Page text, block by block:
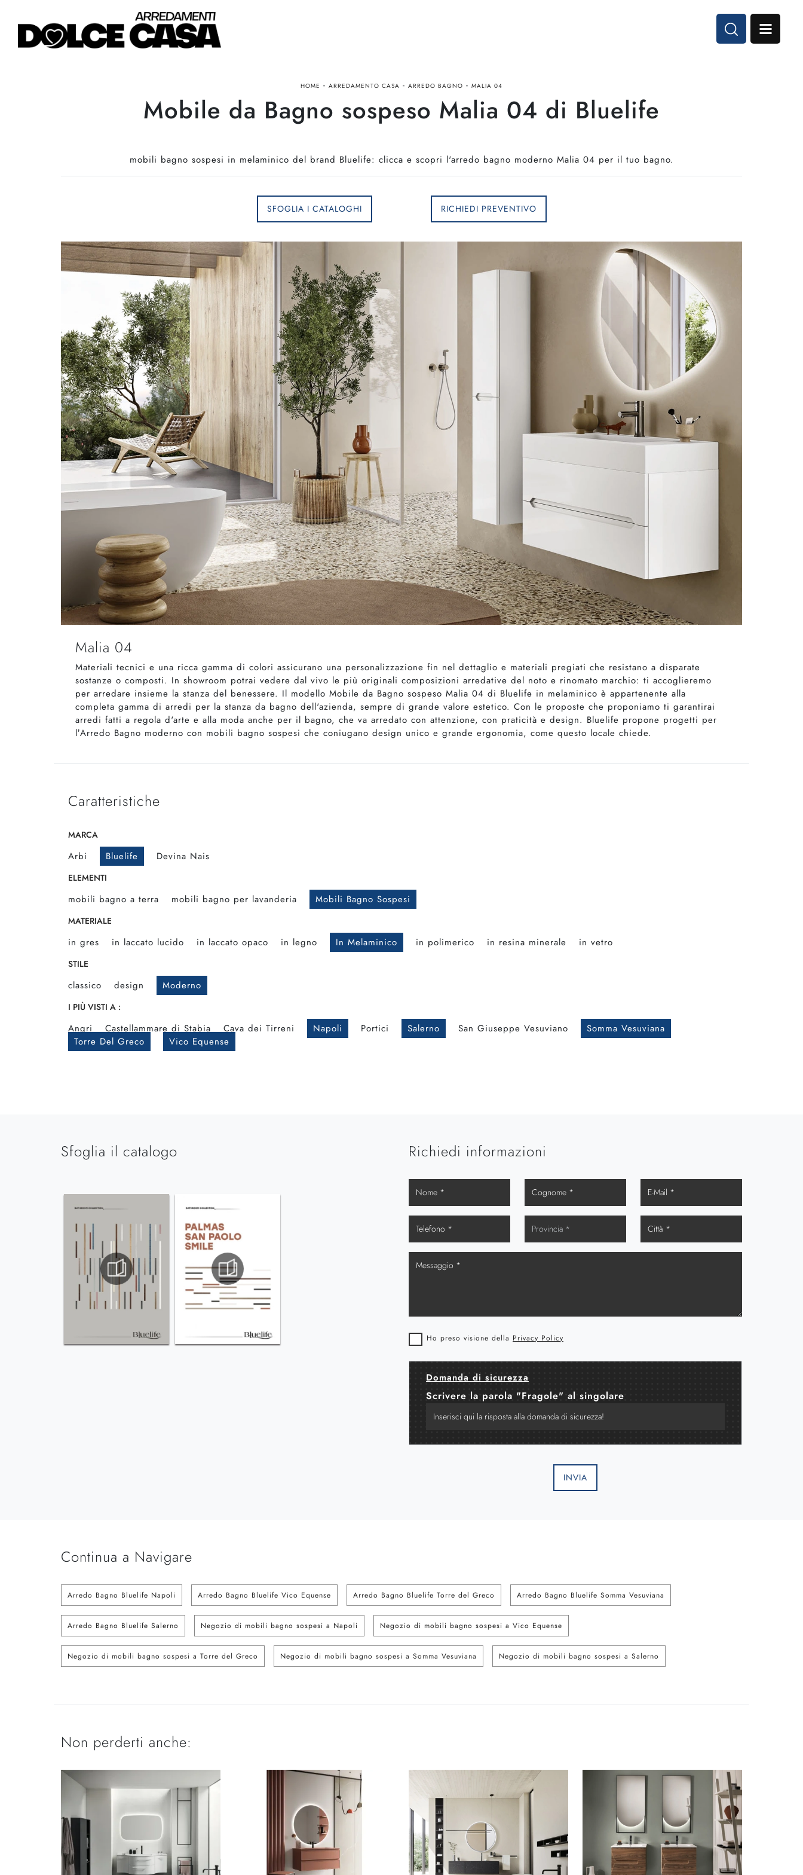
HOME - ARREDAMENTO CASA - ARREDO BAGNO - MALIA 04
Mobile da Bagno sospeso Malia 04 di Bluelife
mobili bagno sospesi in melaminico del brand Bluelife: clicca e scopri l'arredo bagno moderno Malia 04 per il tuo bagno.
SFOGLIA I CATALOGHI RICHIEDI PREVENTIVO
Malia 04
Materiali tecnici e una ricca gamma di colori assicurano una personalizzazione fin nel dettaglio e materiali pregiati che resistano a disparate
sostanze o composti. In showroom potrai vedere dal vivo le più originali composizioni arredative del noto e rinomato marchio: ti accoglieremo
per arredare insieme la stanza del benessere. Il modello Mobile da Bagno sospeso Malia 04 di Bluelife in melaminico è appartenente alla
completa gamma di arredi per la stanza da bagno dell'azienda, sempre di grande valore estetico. Con le proposte che proponiamo ti garantirai
arredi fatti a regola d'arte e alla moda anche per il bagno, che va arredato con attenzione, con praticità e design. Bluelife propone progetti per
l’Arredo Bagno moderno con mobili bagno sospesi che coniugano design unico e grande ergonomia, come questo locale chiede.
Caratteristiche
MARCA
Arbi Bluelife Devina Nais
ELEMENTI
mobili bagno a terra mobili bagno per lavanderia Mobili Bagno Sospesi
MATERIALE
in gres in laccato lucido in laccato opaco in legno In Melaminico in polimerico in resina minerale in vetro
STILE
classico design Moderno
I PIÙ VISTI A :
Angri Castellammare di Stabia Cava dei Tirreni Napoli Portici Salerno San Giuseppe Vesuviano
Somma Vesuviana
Torre Del Greco
Vico Equense
Sfoglia il catalogo Richiedi informazioni
Ho preso visione della Privacy Policy
Domanda di sicurezza
Scrivere la parola "Fragole" al singolare
INVIA
Continua a Navigare
Arredo Bagno Bluelife Napoli Arredo Bagno Bluelife Vico Equense Arredo Bagno Bluelife Torre del Greco Arredo Bagno Bluelife Somma Vesuviana
Arredo Bagno Bluelife Salerno Negozio di mobili bagno sospesi a Napoli Negozio di mobili bagno sospesi a Vico Equense
Negozio di mobili bagno sospesi a Torre del Greco Negozio di mobili bagno sospesi a Somma Vesuviana Negozio di mobili bagno sospesi a Salerno
Non perderti anche: